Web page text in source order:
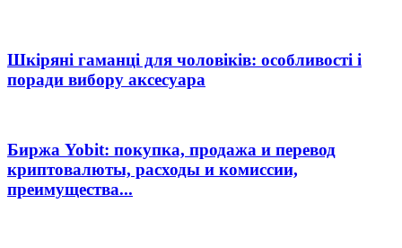
Шкіряні гаманці для чоловіків: особливості і
поради вибору аксесуара
Биржа Yobit: покупка, продажа и перевод
криптовалюты, расходы и комиссии,
преимущества...